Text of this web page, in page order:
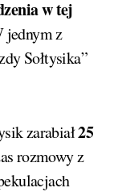
w tej
jednym z
Sołtysika”
zarabiał25
rozmowy z